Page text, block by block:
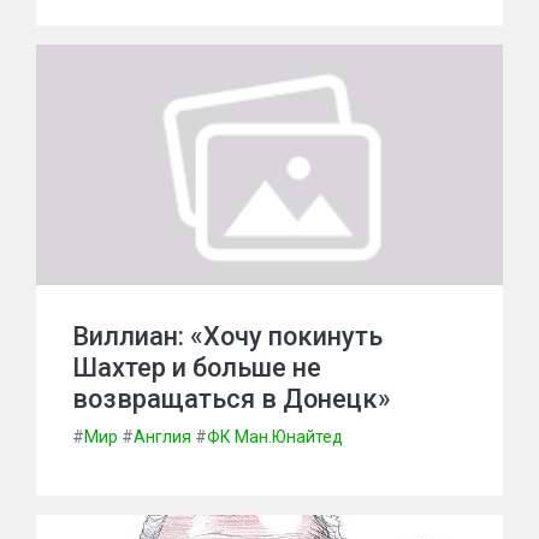
Виллиан: «Хочу покинуть
Шахтер и больше не
возвращаться в Донецк»
#Мир #Англия #ФК Ман.Юнайтед